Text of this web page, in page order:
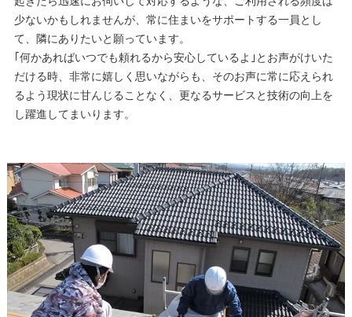
少ないかもしれませんが、常に住まいをサポートする一員とし
て、隣にありたいと願っています。
｢何かあればいつでも頼れるから安心しているよ｣とお声がけいた
だける時、非常に嬉しく思いながらも、そのお声に常に応えられ
るよう現状に甘んじることなく、更なるサービスと技術の向上を
し躍進してまいります。